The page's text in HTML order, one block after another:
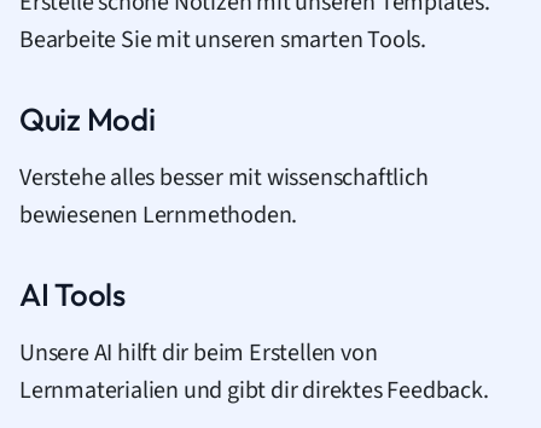
Bearbeite Sie mit unseren smarten Tools.
Quiz Modi
Verstehe alles besser mit wissenschaftlich
bewiesenen Lernmethoden.
AI Tools
Unsere AI hilft dir beim Erstellen von
Lernmaterialien und gibt dir direktes Feedback.